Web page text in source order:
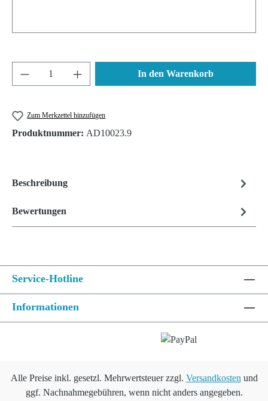
Produkt Anzahl: Gib den gewünschten Wert
In den Warenkorb
Zum Merkzettel hinzufügen
Produktnummer: AD10023.9
Beschreibung
Bewertungen
Service-Hotline
Informationen
Alle Preise inkl. gesetzl. Mehrwertsteuer zzgl. Versandkosten und
ggf. Nachnahmegebühren, wenn nicht anders angegeben.